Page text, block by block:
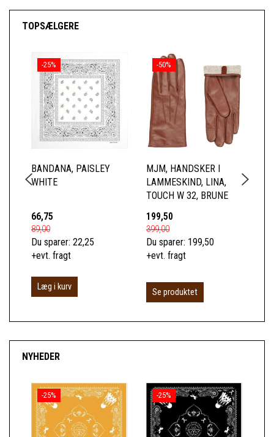
TOPSÆLGERE
-25%
BANDANA, PAISLEY
WHITE
66,75
89,00
Du sparer: 22,25
+evt. fragt
Læg i kurv
-50%
MJM, HANDSKER I
LAMMESKIND, LINA,
TOUCH W 32, BRUNE
199,50
399,00
Du sparer: 199,50
+evt. fragt
Se produktet
NYHEDER
-25% -25%